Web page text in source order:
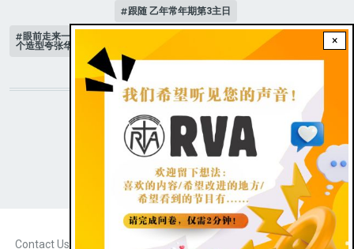
×
跟随 乙年常年期第3主日
眼前走来一位魔女，可爱的妖媚中带点邪恶，身上穿著宫廷的小丑服，整
个造型夸张华丽，非常特殊。
STAY CONNECTED WITH US!
Contact Us
Dark theme